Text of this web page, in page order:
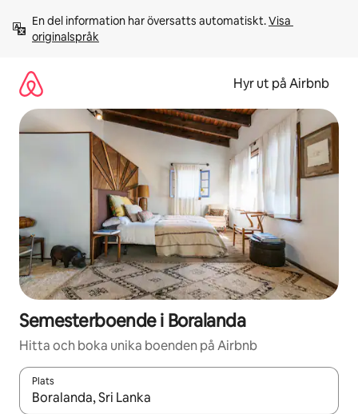
innehåll
En del information har översatts automatiskt. Visa
originalspråk
Hyr ut på Airbnb
Semesterboende i Boralanda
Hitta och boka unika boenden på Airbnb
Plats
När resultaten är tillgängliga kan du navigera med upp- och